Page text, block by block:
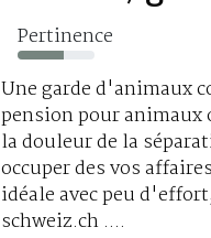
Pertinence
60%
Une garde d'animaux
pension pour animaux
la douleur de la
occuper des vos
idéale avec peu
schweiz.ch ....